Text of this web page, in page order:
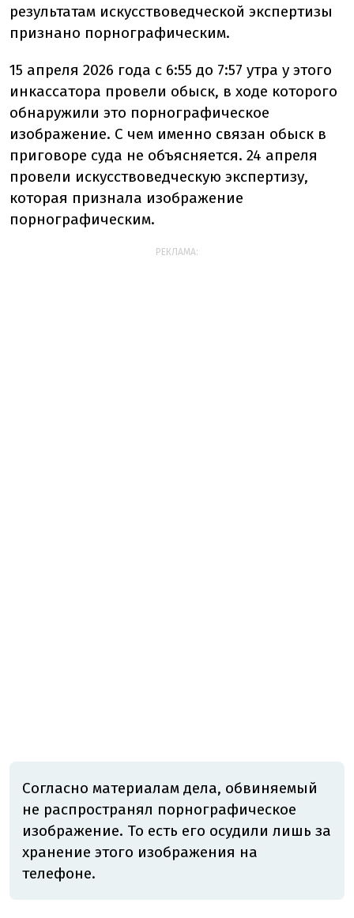
результатам искусствоведческой экспертизы
признано порнографическим.
15 апреля 2026 года с 6:55 до 7:57 утра у этого
инкассатора провели обыск, в ходе которого
обнаружили это порнографическое
изображение. С чем именно связан обыск в
приговоре суда не объясняется. 24 апреля
провели искусствоведческую экспертизу,
которая признала изображение
порнографическим.
РЕКЛАМА:
Согласно материалам дела, обвиняемый
не распространял порнографическое
изображение. То есть его осудили лишь за
хранение этого изображения на
телефоне.